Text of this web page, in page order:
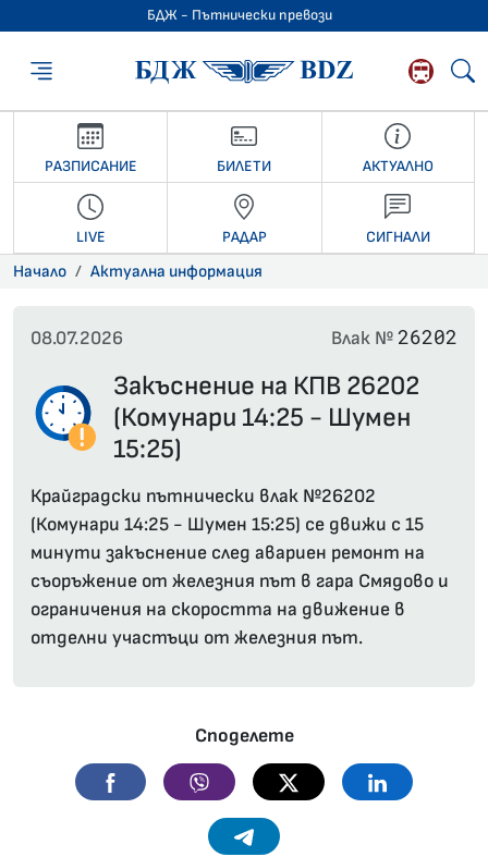
БДЖ - Пътнически превози
БДЖ -
РАЗПИСАНИЕ БИЛЕТИ АКТУАЛНО
LIVE РАДАР СИГНАЛИ
Начало Актуална информация
08.07.2026 Влак №26202
Закъснение на КПВ 26202
(Комунари 14:25 - Шумен
15:25)
Крайградски пътнически влак №26202
(Комунари 14:25 - Шумен 15:25) се движи с 15
минути закъснение след авариен ремонт на
съоръжение от железния път в гара Смядово и
ограничения на скоростта на движение в
отделни участъци от железния път.
Споделете
Facebook Viber Twitter Linkedin
Telegram